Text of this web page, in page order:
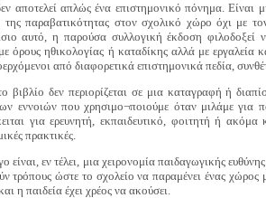
αποτελεί απλώς ένα επιστημονικό πόνημα. Είναι
της παραβατικότητας στον σχολικό χώρο όχι με
αυτό, η παρούσα συλλογική έκδοση φιλοδοξεί
όρους ηθικολογίας ή καταδίκης αλλά με
από διαφορετικά επιστημονικά πεδία,
βιβλίο δεν περιορίζεται σε μια καταγραφή ή
εννοιών που χρησιμο¬ποιούμε όταν μιλάμε για
για ερευνητή, εκπαιδευτικό, φοιτητή ή
πρακτικές.
είναι, εν τέλει, μια χειρονομία παιδαγωγικής
τρόπους ώστε το σχολείο να παραμένει ένας
η παιδεία έχει χρέος να ακούσει.